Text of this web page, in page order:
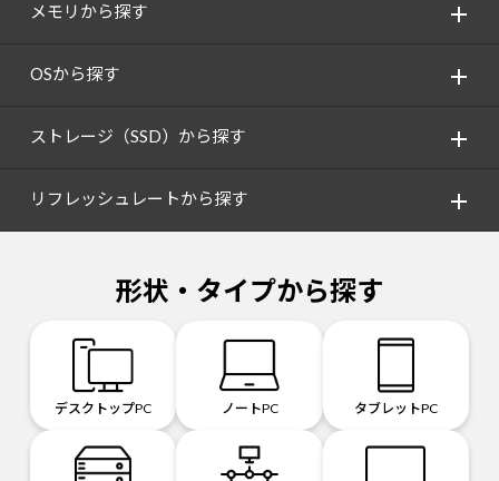
メモリから探す
OSから探す
ストレージ（SSD）から探す
リフレッシュレートから探す
形状・タイプから探す
デスクトップPC ノートPC タブレットPC